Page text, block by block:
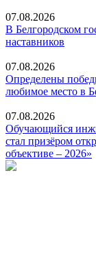
07.08.2026
В Белгородском
наставников
07.08.2026
Определены
любимое место в
07.08.2026
Обучающийся
стал призёром
объективе – 2026»